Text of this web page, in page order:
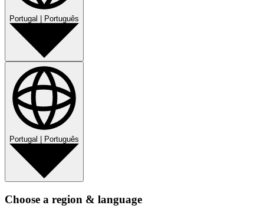
Portugal Português
Portugal Português
Choose a region & language